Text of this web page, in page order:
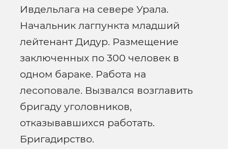
Ивдельлага на севере Урала.
Начальник лагпункта младший
лейтенант Дидур. Размещение
заключенных по 300 человек в
одном бараке. Работа на
лесоповале. Вызвался возглавить
бригаду уголовников,
отказывавшихся работать.
Бригадирство.